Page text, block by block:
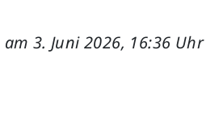
am 3. Juni 2026, 16:36 Uhr